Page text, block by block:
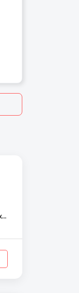
Германия (Мюнхен)